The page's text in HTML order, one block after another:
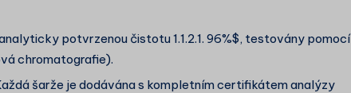
potvrzenou čistotu1.1.2.1. 96%$, testovány pomocí
chromatografie).
šarže je dodávána s kompletním certifikátem analýzy